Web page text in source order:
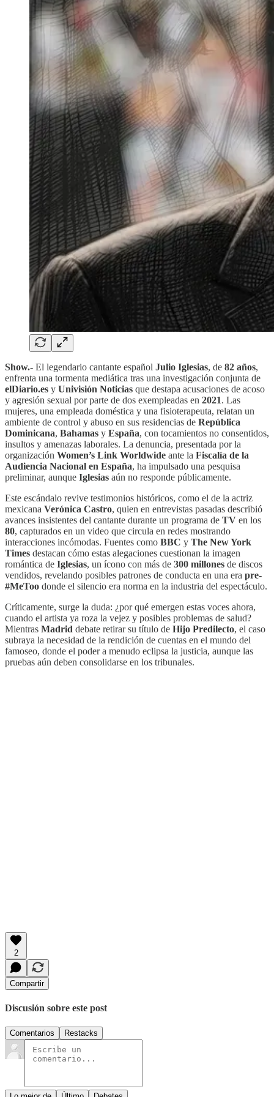
Show.- El legendario cantante español Julio Iglesias, de 82 años,
enfrenta una tormenta mediática tras una investigación conjunta de
elDiario.es y Univisión Noticias que destapa acusaciones de acoso
y agresión sexual por parte de dos exempleadas en 2021. Las
mujeres, una empleada doméstica y una fisioterapeuta, relatan un
ambiente de control y abuso en sus residencias de República
Dominicana, Bahamas y España, con tocamientos no consentidos,
insultos y amenazas laborales. La denuncia, presentada por la
organización Women’s Link Worldwide ante la Fiscalía de la
Audiencia Nacional en España, ha impulsado una pesquisa
preliminar, aunque Iglesias aún no responde públicamente.
Este escándalo revive testimonios históricos, como el de la actriz
mexicana Verónica Castro, quien en entrevistas pasadas describió
avances insistentes del cantante durante un programa de TV en los
80, capturados en un video que circula en redes mostrando
interacciones incómodas. Fuentes como BBC y The New York
Times destacan cómo estas alegaciones cuestionan la imagen
romántica de Iglesias, un ícono con más de 300 millones de discos
vendidos, revelando posibles patrones de conducta en una era pre-
#MeToo donde el silencio era norma en la industria del espectáculo.
Críticamente, surge la duda: ¿por qué emergen estas voces ahora,
cuando el artista ya roza la vejez y posibles problemas de salud?
Mientras Madrid debate retirar su título de Hijo Predilecto, el caso
subraya la necesidad de la rendición de cuentas en el mundo del
famoseo, donde el poder a menudo eclipsa la justicia, aunque las
pruebas aún deben consolidarse en los tribunales.
2
Compartir
Discusión sobre este post
Comentarios Restacks